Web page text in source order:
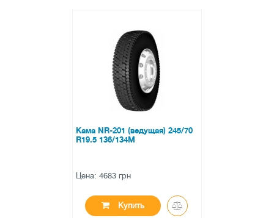
0 отзывов
Кама NR-201 (ведущая) 245/70
R19.5 136/134M
Цена: 4683 грн
Купить